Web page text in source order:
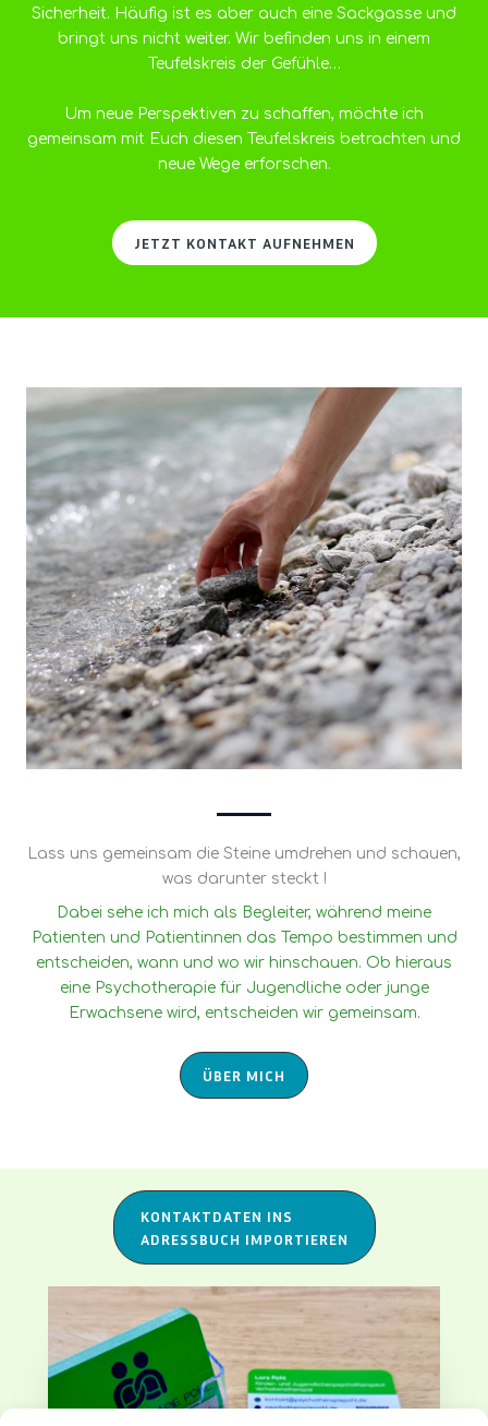
Sicherheit. Häufig ist es aber auch eine Sackgasse und
bringt uns nicht weiter. Wir befinden uns in einem
Teufelskreis der Gefühle…
Um neue Perspektiven zu schaffen, möchte ich
gemeinsam mit Euch diesen Teufelskreis betrachten und
neue Wege erforschen.
JETZT KONTAKT AUFNEHMEN
Lass uns gemeinsam die Steine umdrehen und schauen,
was darunter steckt !
Dabei sehe ich mich als Begleiter, während meine
Patienten und Patientinnen das Tempo bestimmen und
entscheiden, wann und wo wir hinschauen. Ob hieraus
eine Psychotherapie für Jugendliche oder junge
Erwachsene wird, entscheiden wir gemeinsam.
ÜBER MICH
KONTAKTDATEN INS
ADRESSBUCH IMPORTIEREN